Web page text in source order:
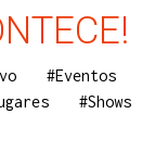
#Eventos
#Shows